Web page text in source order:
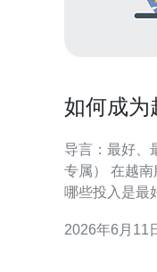
如何成为
导言：最好、
专属） 在越
哪些投入是最
项。本文聚焦
2026年6月11